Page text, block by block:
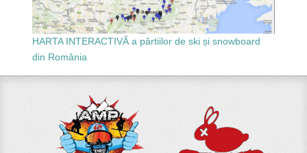
HARTA INTERACTIVĂ a pârtiilor de ski și snowboard
din România